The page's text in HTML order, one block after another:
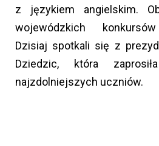
z językiem angielskim.
wojewódzkich
Dzisiaj spotkali się z
Dziedzic, która
najzdolniejszych uczniów.